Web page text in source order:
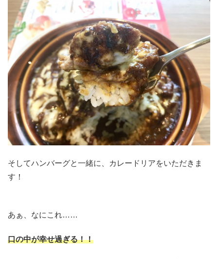
そしてハンバーグと一緒に、カレードリアをいただきま
す！
あぁ、なにこれ……
口の中が幸せ過ぎる！！